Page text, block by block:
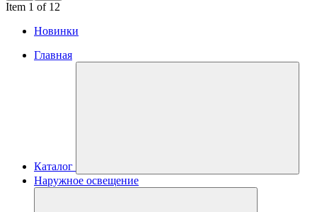
Item 1 of 12
Новинки
Главная
Каталог
Наружное освещение